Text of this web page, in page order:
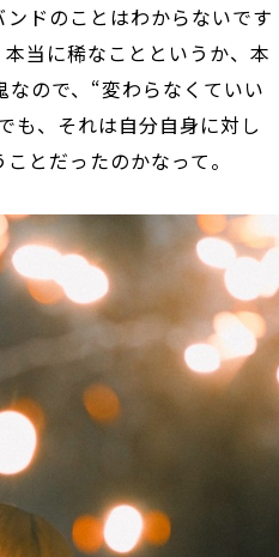
ドのことはわからないです
当に稀なことというか、本
ので、“変わらなくていい
も、それは自分自身に対し
とだったのかなって。